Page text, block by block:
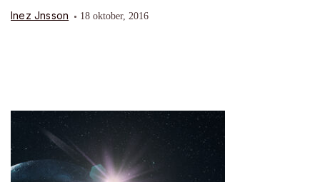
Inez Jnsson 18 oktober, 2016